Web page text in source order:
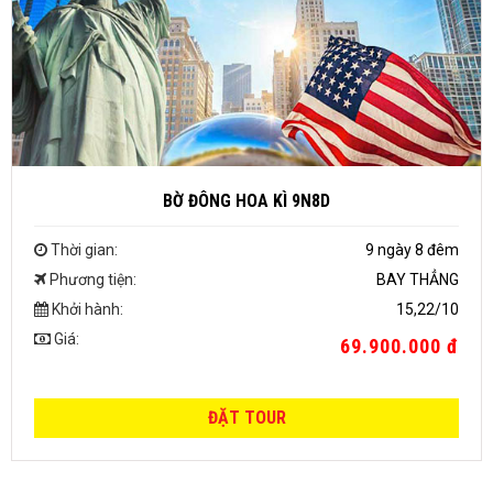
BỜ ĐÔNG HOA KÌ 9N8D
Thời gian:
9 ngày 8 đêm
Phương tiện:
BAY THẲNG
Khởi hành:
15,22/10
Giá:
69.900.000 đ
ĐẶT TOUR